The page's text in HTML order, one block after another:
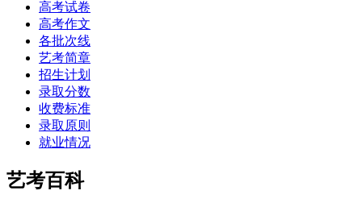
高考试卷
高考作文
各批次线
艺考简章
招生计划
录取分数
收费标准
录取原则
就业情况
艺考百科